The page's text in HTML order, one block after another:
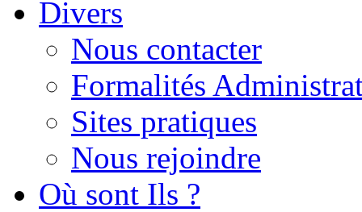
Divers
Nous contacter
Formalités
Sites pratiques
Nous rejoindre
Où sont Ils ?